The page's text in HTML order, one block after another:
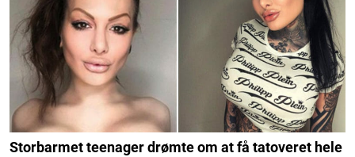
Storbarmet teenager drømte om at få tatoveret hele